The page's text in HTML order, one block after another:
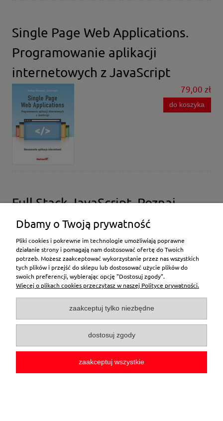
Single Page Web Applications.
Programowanie aplikacji
internetowych z JavaScript
79,00 zł
do koszyka
Full Stack JavaScript. Poznaj
technologie Backbone.js, Node.js
i MongoDB
49,00 zł
powiadom o dostępności
Dbamy o Twoją prywatność
Pliki cookies i pokrewne im technologie umożliwiają poprawne
działanie strony i pomagają nam dostosować ofertę do Twoich
potrzeb. Możesz zaakceptować wykorzystanie przez nas wszystkich
tych plików i przejść do sklepu lub dostosować użycie plików do
swoich preferencji, wybierając opcję "Dostosuj zgody".
Więcej o plikach cookies przeczytasz w naszej Polityce prywatności.
zaakceptuj tylko niezbędne
dostosuj zgody
zaakceptuj wszystkie